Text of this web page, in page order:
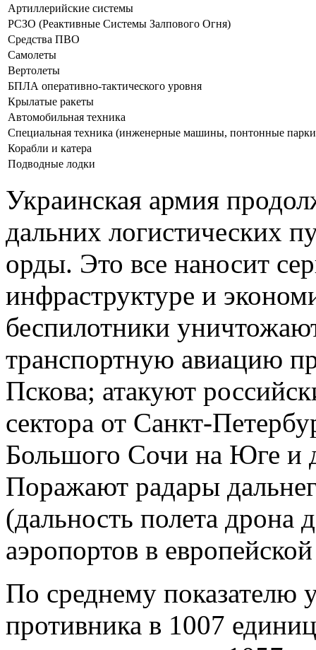
Артиллерийские системы
РСЗО (Реактивные Системы Залпового Огня)
Средства ПВО
Самолеты
Вертолеты
БПЛА оперативно-тактического уровня
Крылатые ракеты
Автомобильная техника
Специальная техника (инженерные машины, понтонные
Корабли и катера
Подводные лодки
Украинская армия
дальних логистических
орды. Это все наносит
инфраструктуре и
беспилотники
транспортную авиацию
Пскова; атакуют
сектора от Санкт-
Большого Сочи на Юге и
Поражают радары
(дальность полета дрона
аэропортов в
По среднему
противника в 1007